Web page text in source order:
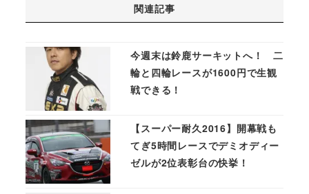
関連記事
今週末は鈴鹿サーキットへ！ 二
輪と四輪レースが1600円で生観
戦できる！
【スーパー耐久2016】開幕戦も
てぎ5時間レースでデミオディー
ゼルが2位表彰台の快挙！